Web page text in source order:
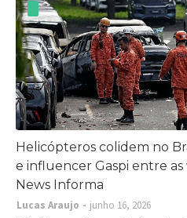
Helicópteros colidem no
e influencer Gaspi entre as
News Informa
Lucas Araujo
junho 16, 2026